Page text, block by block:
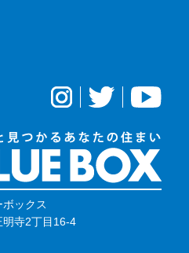
ックス
明寺2丁目16-4